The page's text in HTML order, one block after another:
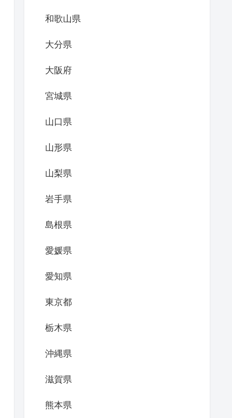
和歌山県
大分県
大阪府
宮城県
山口県
山形県
山梨県
岩手県
島根県
愛媛県
愛知県
東京都
栃木県
沖縄県
滋賀県
熊本県